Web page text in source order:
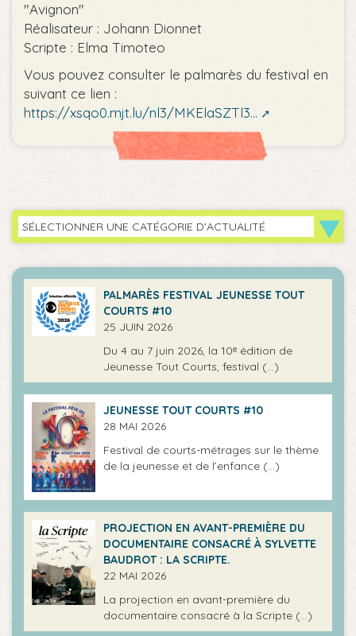
"Avignon"
Réalisateur : Johann Dionnet
Scripte : Elma Timoteo
Vous pouvez consulter le palmarès du festival en
suivant ce lien :
https://xsqo0.mjt.lu/nl3/MKElaSZTl3...
SÉLECTIONNER UNE CATÉGORIE D'ACTUALITÉ
PALMARÈS FESTIVAL JEUNESSE TOUT
COURTS #10
25 JUIN 2026
Du 4 au 7 juin 2026, la 10ᵉ édition de
Jeunesse Tout Courts, festival (…)
JEUNESSE TOUT COURTS #10
28 MAI 2026
Festival de courts-métrages sur le thème
de la jeunesse et de l’enfance (…)
PROJECTION EN AVANT-PREMIÈRE DU
DOCUMENTAIRE CONSACRÉ À SYLVETTE
BAUDROT : LA SCRIPTE.
22 MAI 2026
La projection en avant-première du
documentaire consacré à la Scripte (…)